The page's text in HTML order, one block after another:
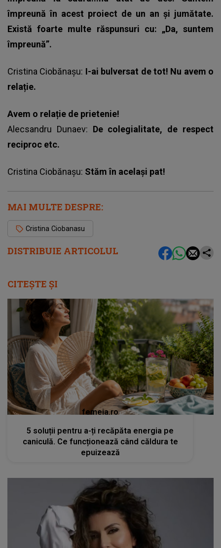
DISTRIBUIE ARTICOLUL
împreună în acest proiect de un an și jumătate.
Există foarte multe răspunsuri cu: „Da, suntem
împreună”.
Cristina Ciobănașu: I-ai bulversat de tot! Nu avem o
relație.
Avem o relație de prietenie!
Alecsandru Dunaev: De colegialitate, de respect
reciproc etc.
Cristina Ciobănașu: Stăm în același pat!
MAI MULTE DESPRE:
Cristina Ciobanasu
CITEȘTE ȘI
femeia.ro
5 soluții pentru a-ți recăpăta energia pe
caniculă. Ce funcționează când căldura te
epuizează